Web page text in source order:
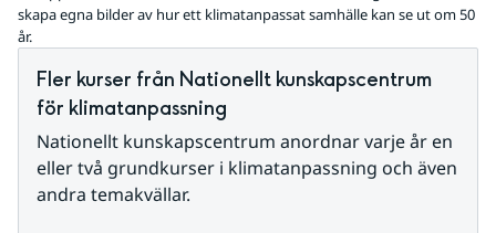
skapa egna bilder av hur ett klimatanpassat samhälle kan se ut om 50
år.
Fler kurser från Nationellt kunskapscentrum
för klimatanpassning
Nationellt kunskapscentrum anordnar varje år en
eller två grundkurser i klimatanpassning och även
andra temakvällar.